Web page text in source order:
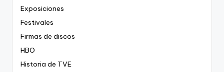
Exposiciones
Festivales
Firmas de discos
HBO
Historia de TVE